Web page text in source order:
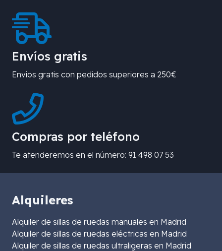
Envíos gratis
Envíos gratis con pedidos superiores a 250€
Compras por teléfono
Te atenderemos en el número: 91 498 07 53
Alquileres
Alquiler de sillas de ruedas manuales en Madrid
Alquiler de sillas de ruedas eléctricas en Madrid
Alquiler de sillas de ruedas ultraligeras en Madrid